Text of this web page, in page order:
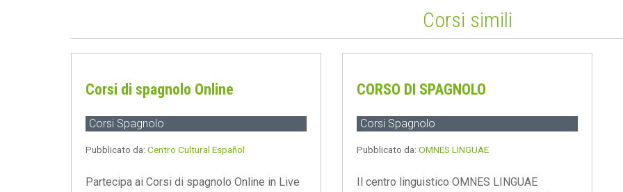
Corsi simili
Corsi di spagnolo Online
Corsi Spagnolo
Pubblicato da: Centro Cultural Español
Partecipa ai Corsi di spagnolo Online in Live
CORSO DI SPAGNOLO
Corsi Spagnolo
Pubblicato da: OMNES LINGUAE
Il centro linguistico OMNES LINGUAE